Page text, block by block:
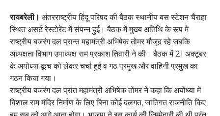
रायबरेली। अंतरराष्ट्रीय हिंदू परिषद की बैठक स्थानीय बस स्टेशन चैराहा
स्थित असर्ट रेस्टोरेंट में संपन्न हुई। बैठक में मुख्य अतिथि के रूप में
राष्ट्रीय बजरंग दल प्रान्त महामंत्री अभिषेक तोमर मौजूद रहे जबकि
अध्यक्षता विभाग उपाध्यक्ष राम प्रकाश तिवारी ने की। बैठक में 21 अक्टूबर
के अयोध्या कूच को लेकर चर्चा हुई व गठ प्रमुख और वाहिनी प्रमुख का
गठन किया गया।
राष्ट्रीय बजरंग दल प्रांत महामंत्री अभिषेक तोमर ने कहा कि अयोध्या में
विशाल राम मंदिर निर्माण के लिए बिना कोई दलगत, जातिगत राजनीति किए